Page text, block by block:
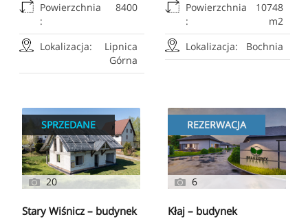
Powierzchnia
:
8400
Lokalizacja:
Lipnica
Górna
Powierzchnia
:
10748
m2
Lokalizacja:
Bochnia
SPRZEDANE
20
Stary Wiśnicz – budynek
REZERWACJA
6
Kłaj – budynek